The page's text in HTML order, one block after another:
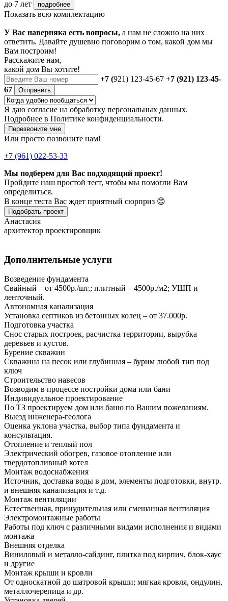
до 7 лет подробнее
Показать всю комплектацию
У Вас наверняка есть вопросы, а нам не сложно на них
ответить. Давайте душевно поговорим о том, какой дом мы
Вам построим!
Расскажите нам,
какой дом Вы хотите!
+7 (921) 123-45-67 +7 (921) 123-45-
67
Отправить
Я даю согласие на обработку персональных данных.
Подробнее в Политике конфиденциальности.
Перезвоните мне
Или просто позвоните нам!
+7 (961) 022-53-33
Мы подберем для Вас подходящий проект!
Пройдите наш простой тест, чтобы мы помогли Вам
определиться.
В конце теста Вас ждет приятный сюрприз 😊
Подобрать проект
Анастасия
архитектор проектировщик
Дополнительные услуги
Возведение фундамента
Свайный – от 4500р./шт.; плитный – 4500р./м2; УШП и
ленточный.
Автономная канализация
Установка септиков из бетонных колец – от 37.000р.
Подготовка участка
Снос старых построек, расчистка территории, вырубка
деревьев и кустов.
Бурение скважин
Скважина на песок или глубинная – бурим любой тип под
ключ
Строительство навесов
Возводим в процессе постройки дома или бани
Индивидуальное проектирование
По ТЗ проектируем дом или баню по Вашим пожеланиям.
Выезд инженера-геолога
Оценка уклона участка, выбор типа фундамента и
консультация.
Отопление и теплый пол
Электрический обогрев, газовое отопление или
твердотопливный котел
Монтаж водоснабжения
Источник, доставка воды в дом, элементы подготовки, внутр.
и внешняя канализация и т.д.
Монтаж вентиляции
Естественная, принудительная или смешанная вентиляция
Электромонтажные работы
Работы под ключ с различными видами исполнения и видами
монтажа
Внешняя отделка
Виниловый и металло-сайдинг, плитка под кирпич, блок-хаус
и другие
Монтаж крыши и кровли
От односкатной до шатровой крыши; мягкая кровля, ондулин,
металлочерепица и др.